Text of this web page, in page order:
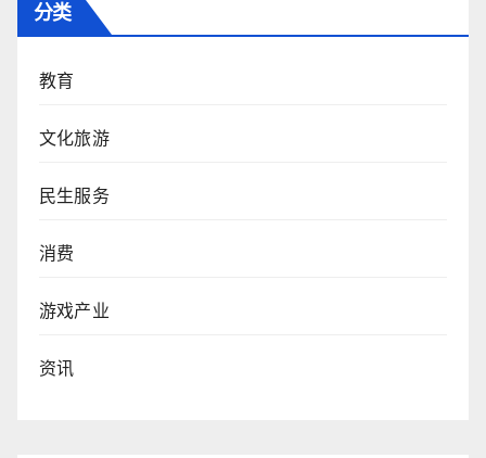
分类
教育
文化旅游
民生服务
消费
游戏产业
资讯